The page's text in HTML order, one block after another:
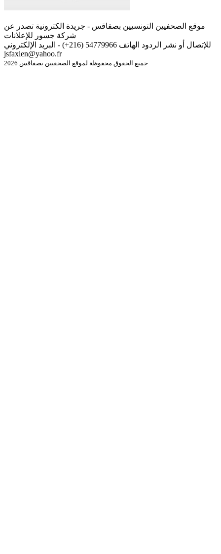
موقع الصحفيين التونسيين بصفاقس - جريدة الكترونية تصدر عن
شركة جسور للإعلانات
للإتصال أو نشر الردود الهاتف 54779966 (216+) - البريد الإلكتروني
jsfaxien@yahoo.fr
جميع الحقوق محفوظة لموقع الصحفيين بصفاقس 2026